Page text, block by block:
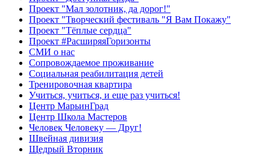
Проект "Мал золотник, да дорог!"
Проект "Творческий фестиваль "Я Вам Покажу"
Проект "Тёплые сердца"
Проект #РасширяяГоризонты
СМИ о нас
Сопровождаемое проживание
Социальная реабилитация детей
Тренировочная квартира
Учиться, учиться, и еще раз учиться!
Центр МарьинГрад
Центр Школа Мастеров
Человек Человеку — Друг!
Швейная дивизия
Щедрый Вторник